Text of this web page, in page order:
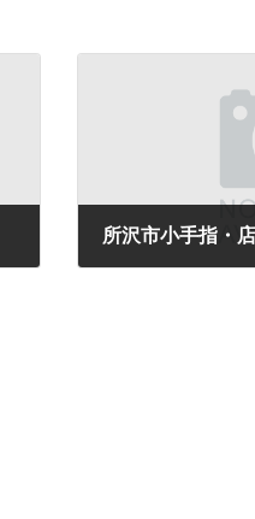
所沢市小手指・